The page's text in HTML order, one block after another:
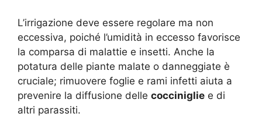
L’irrigazione deve essere regolare ma non
eccessiva, poiché l’umidità in eccesso favorisce
la comparsa di malattie e insetti. Anche la
potatura delle piante malate o danneggiate è
cruciale; rimuovere foglie e rami infetti aiuta a
prevenire la diffusione delle cocciniglie e di
altri parassiti.